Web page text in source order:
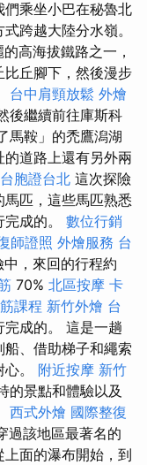
乘坐小巴在秘魯北
跨越大陸分水嶺。
高海拔鐵路之一，
丘腳下，然後漫步
台中肩頸放鬆 外燴
後繼續前往庫斯科
馬鞍」的禿鷹潟湖
道路上還有另外兩
台胞證台北 這次探險
匹，這些馬匹熟悉
成的。 數位行銷
師證照 外燴服務 台
中，來回的行程約
70% 北區按摩 卡
課程 新竹外燴 台
完成的。 這是一趟
、借助梯子和繩索
。 附近按摩 新竹
的景點和體驗以及
西式外燴 國際整復
過該地區最著名的
面的瀑布開始，到